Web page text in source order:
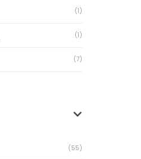
(1)
(1)
(7)
(55)